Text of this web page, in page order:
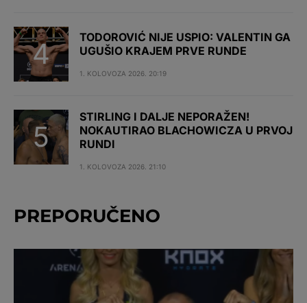
TODOROVIĆ NIJE USPIO: VALENTIN GA
UGUŠIO KRAJEM PRVE RUNDE
1. KOLOVOZA 2026. 20:19
STIRLING I DALJE NEPORAŽEN!
NOKAUTIRAO BLACHOWICZA U PRVOJ
RUNDI
1. KOLOVOZA 2026. 21:10
PREPORUČENO